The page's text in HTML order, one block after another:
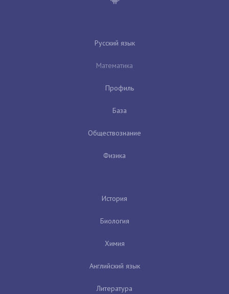
Русский язык
Математика
Профиль
База
Обществознание
Физика
История
Биология
Химия
Английский язык
Литература